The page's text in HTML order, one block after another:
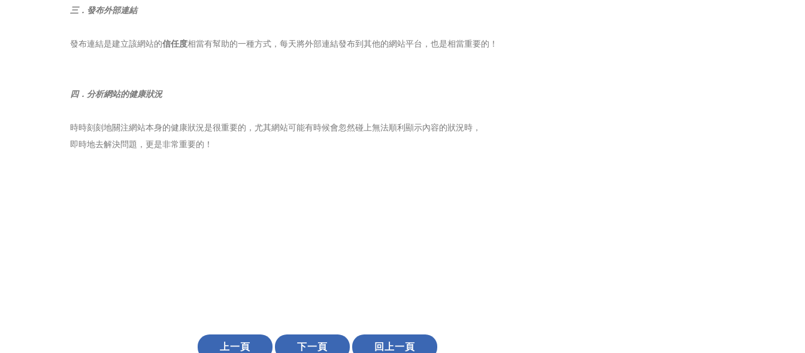
三．發布外部連結
發布連結是建立該網站的信任度相當有幫助的一種方式，每天將外部連結發布到其他的網站平台，也是相當重要的！
四．分析網站的健康狀況
時時刻刻地關注網站本身的健康狀況是很重要的，尤其網站可能有時候會忽然碰上無法順利顯示內容的狀況時，
即時地去解決問題，更是非常重要的！
上一頁 下一頁 回上一頁